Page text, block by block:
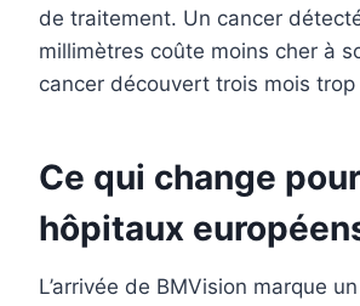
de traitement. Un cancer
millimètres coûte moins cher à
cancer découvert trois mois
Ce qui change
hôpitaux
L’arrivée de BMVision marque